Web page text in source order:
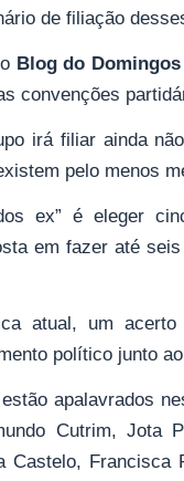
de filiação
Blog do
convenções
irá filiar ainda
pelo menos
ex” é eleger
em fazer até
atual, um
político junto
apalavrados
Cutrim, Jota
Castelo, Francisca